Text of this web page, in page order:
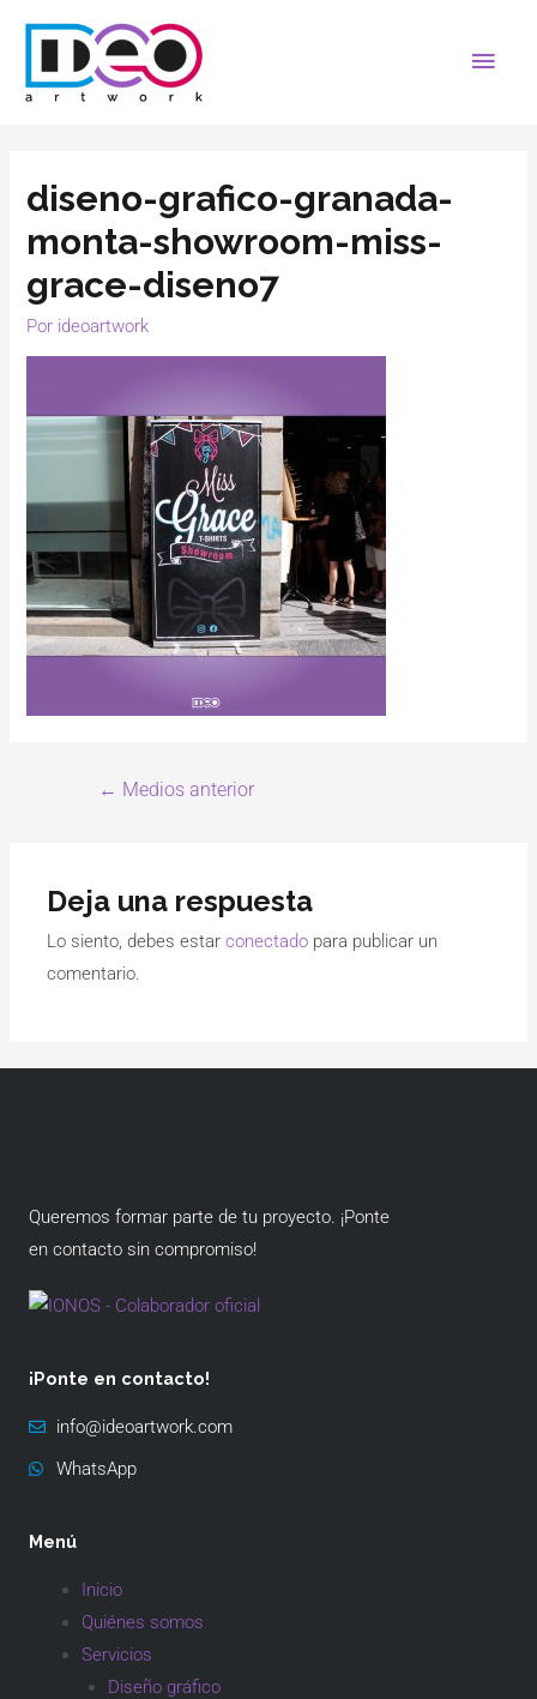
diseno-grafico-granada-
monta-showroom-miss-
grace-diseno7
Por ideoartwork
← Medios anterior
Deja una respuesta
Lo siento, debes estarconectado para publicar un
comentario.
Queremos formar parte de tu proyecto. ¡Ponte
en contacto sin compromiso!
¡Ponte en contacto!
info@ideoartwork.com
WhatsApp
Menú
Inicio
Quiénes somos
Servicios
Diseño gráfico